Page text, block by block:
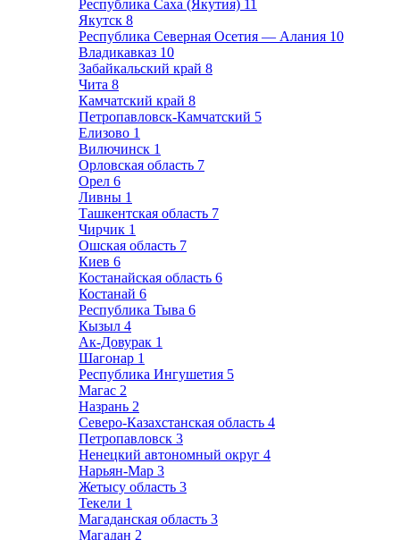
Республика Саха (Якутия) 11
Якутск 8
Республика Северная Осетия — Алания 10
Владикавказ 10
Забайкальский край 8
Чита 8
Камчатский край 8
Петропавловск-Камчатский 5
Елизово 1
Вилючинск 1
Орловская область 7
Орел 6
Ливны 1
Ташкентская область 7
Чирчик 1
Ошская область 7
Киев 6
Костанайская область 6
Костанай 6
Республика Тыва 6
Кызыл 4
Ак-Довурак 1
Шагонар 1
Республика Ингушетия 5
Магас 2
Назрань 2
Северо-Казахстанская область 4
Петропавловск 3
Ненецкий автономный округ 4
Нарьян-Мар 3
Жетысу область 3
Текели 1
Магаданская область 3
Магадан 2